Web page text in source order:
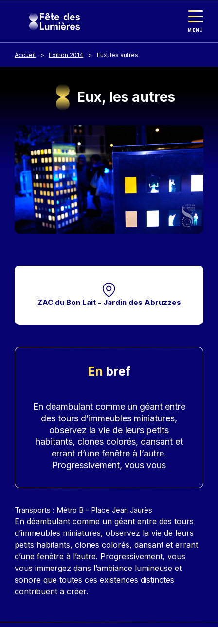
MENU
Accueil Edition 2014 Eux, les autres
Eux, les autres
Image
ZAC du Bon Lait - Jardin des Abruzzes
En bref
En déambulant comme un géant entre
des tours d’immeubles miniatures,
observez la vie de leurs petits
habitants, clones colorés, dansant et
errant d’une fenêtre à l’autre.
Progressivement, vous vous
Contenu
Transports : Métro B - Place Jean Jaurès
En déambulant comme un géant entre des tours
d’immeubles miniatures, observez la vie de leurs
petits habitants, clones colorés, dansant et errant
d’une fenêtre à l’autre. Progressivement, vous
vous immergez dans l’ambiance lumineuse et
sonore que toutes ces existences distinctes
contribuent à créer.